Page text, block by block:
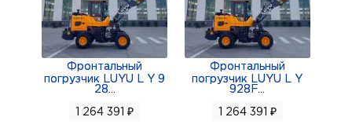
Фронтальный
погрузчик LUYU L Y 9
28
1 264 391 ₽
Фронтальный
погрузчик LUYU L Y
928F
1 264 391 ₽